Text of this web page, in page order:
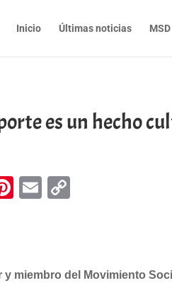
Inicio Últimas noticias MSD
es un hecho
Pinterest
Email
miembro del Movimiento